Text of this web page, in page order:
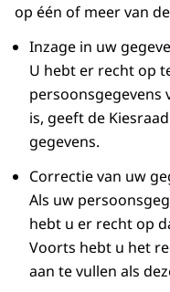
op één of meer van
Inzage in uw
U hebt er recht op
persoonsgegevens
is, geeft de
gegevens.
Correctie van uw
Als uw
hebt u er recht op
Voorts hebt u het
aan te vullen als